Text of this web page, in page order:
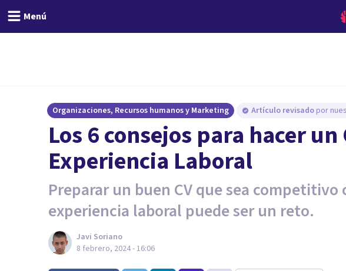
Menú
Organizaciones, Recursos humanos y Marketing Artículo revisado por
Los 6 consejos para hacer
Experiencia Laboral
Preparar un buen CV que sea
experiencia laboral puede ser un reto.
Javi Soriano
8 febrero, 2024 - 16:06